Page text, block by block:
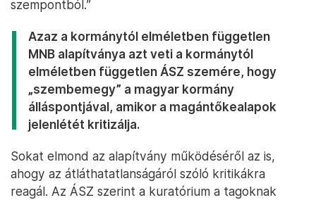
szempontból.”
Azaz a kormánytól elméletben független
MNB alapítványa azt veti a kormánytól
elméletben független ÁSZ szemére, hogy
„szembemegy” a magyar kormány
álláspontjával, amikor a magántőkealapok
jelenlétét kritizálja.
Sokat elmond az alapítvány működéséről az is,
ahogy az átláthatatlanságáról szóló kritikákra
reagál. Az ÁSZ szerint a kuratórium a tagoknak